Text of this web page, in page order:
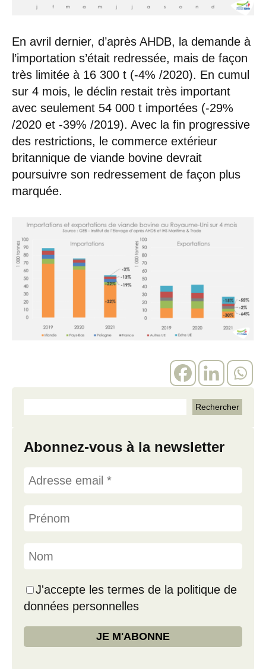
En avril dernier, d’après AHDB, la demande à
l’importation s’était redressée, mais de façon
très limitée à 16 300 t (-4% /2020). En cumul
sur 4 mois, le déclin restait très important
avec seulement 54 000 t importées (-29%
/2020 et -39% /2019). Avec la fin progressive
des restrictions, le commerce extérieur
britannique de viande bovine devrait
poursuivre son redressement de façon plus
marquée.
Abonnez-vous à la newsletter
J'accepte les termes de la politique de
données personnelles